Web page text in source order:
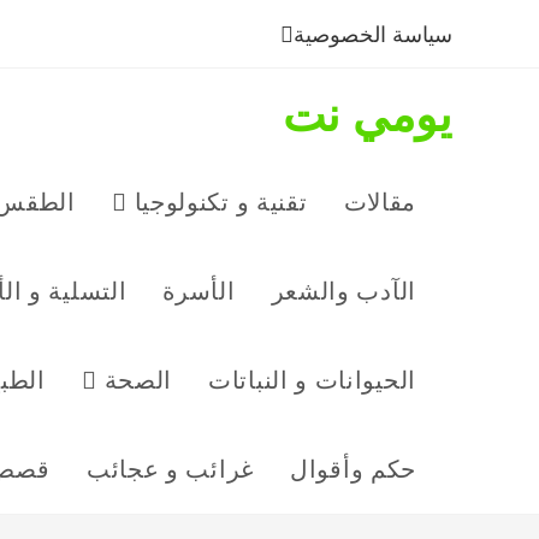
سياسة الخصوصية
يومي نت
مقالات تقنية و تكنولوجيا
الآدب والشعر الأسرة التسلية و
الحيوانات و النباتات الصحة
حكم وأقوال غرائب و عجائب